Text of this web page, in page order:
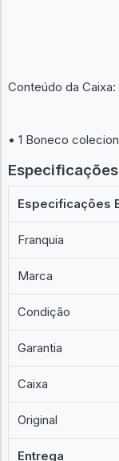
Conteúdo da Caixa:
• 1 Boneco
Especificações
Especificações
Franquia
Marca
Condição
Garantia
Caixa
Original
Entrega